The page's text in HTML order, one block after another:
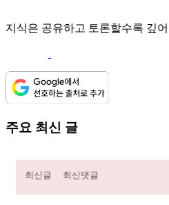
지식은 공유하고 토론할수록 깊
주요 최신 글
최신글 최신댓글